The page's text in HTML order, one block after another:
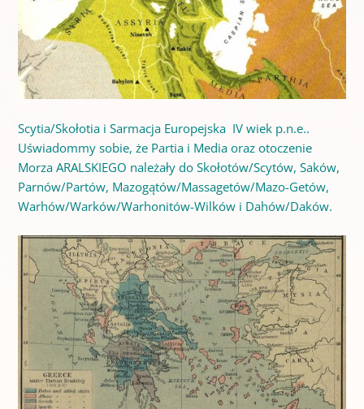
Scytia/Skołotia i Sarmacja Europejska IV wiek p.n.e..
Uświadommy sobie, że Partia i Media oraz otoczenie
Morza ARALSKIEGO należały do Skołotów/Scytów, Saków,
Parnów/Partów, Mazogątów/Massagetów/Mazo-Getów,
Warhów/Warków/Warhonitów-Wilków i Dahów/Daków.